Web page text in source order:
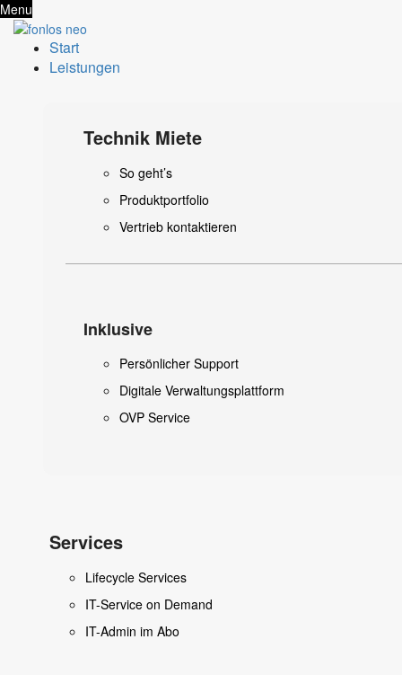
Menu
Start
Leistungen
Technik Miete
So geht’s
Produktportfolio
Vertrieb kontaktieren
Inklusive
Persönlicher Support
Digitale Verwaltungsplattform
OVP Service
Services
Lifecycle Services
IT-Service on Demand
IT-Admin im Abo